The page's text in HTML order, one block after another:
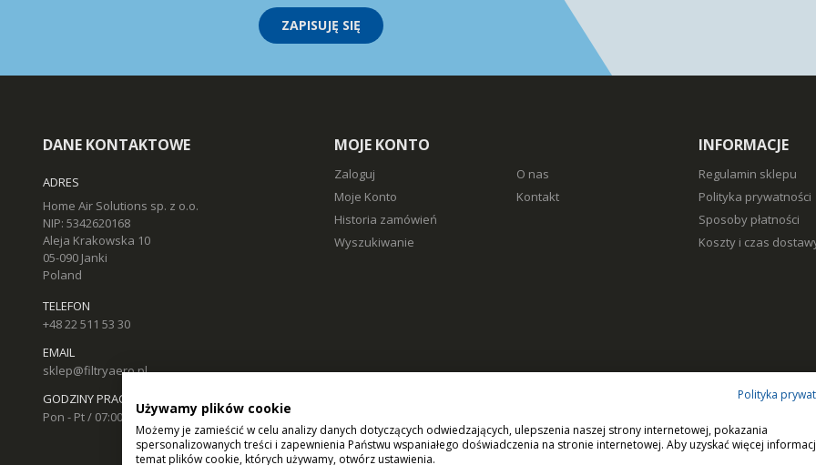
ZAPISUJĘ SIĘ
DANE KONTAKTOWE
ADRES
Home Air Solutions sp. z o.o.
NIP: 5342620168
Aleja Krakowska 10
05-090 Janki
Poland
TELEFON
+48 22 511 53 30
EMAIL
sklep@filtryaero.pl
GODZINY PRACY
Pon - Pt / 07:00 - 17:00
MOJE KONTO
Zaloguj
Moje Konto
Historia zamówień
Wyszukiwanie
O nas
Kontakt
INFORMACJE
Regulamin sklepu
Polityka prywatności
Sposoby płatności
Koszty i czas
Polityka
Używamy plików cookie
Możemy je zamieścić w celu analizy danych dotyczących odwiedzających, ulepszenia naszej strony internetowej, pokazania
spersonalizowanych treści i zapewnienia Państwu wspaniałego doświadczenia na stronie internetowej. Aby uzyskać więcej
temat plików cookie, których używamy, otwórz ustawienia.